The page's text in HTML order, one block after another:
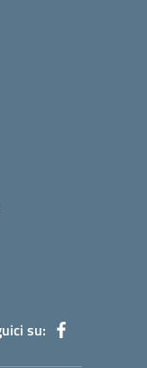
su: